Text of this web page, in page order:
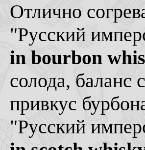
Отлично
"Русский
in bourbon
солода, баланс
привкус
"Русский